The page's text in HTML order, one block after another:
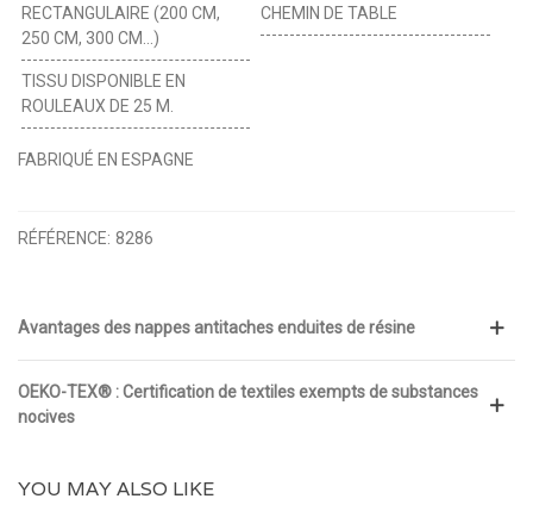
RECTANGULAIRE (200 CM,
250 CM, 300 CM...)
CHEMIN DE TABLE
TISSU DISPONIBLE EN
ROULEAUX DE 25 M.
FABRIQUÉ EN ESPAGNE
RÉFÉRENCE: 8286
Avantages des nappes antitaches enduites de résine
OEKO-TEX® : Certification de textiles exempts de substances
nocives
YOU MAY ALSO LIKE